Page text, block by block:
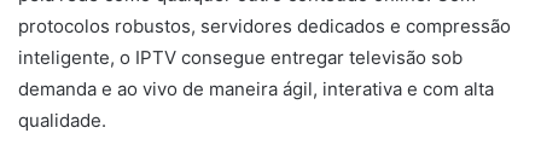
protocolos robustos, servidores dedicados e compressão
inteligente, o IPTV consegue entregar televisão sob
demanda e ao vivo de maneira ágil, interativa e com alta
qualidade.